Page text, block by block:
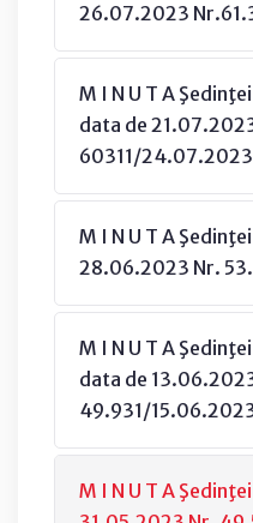
26.07.2023
M I N U T A
data de
60311/24.07.2023
M I N U T A
28.06.2023 Nr.
M I N U T A
data de
49.931/
M I N U T A